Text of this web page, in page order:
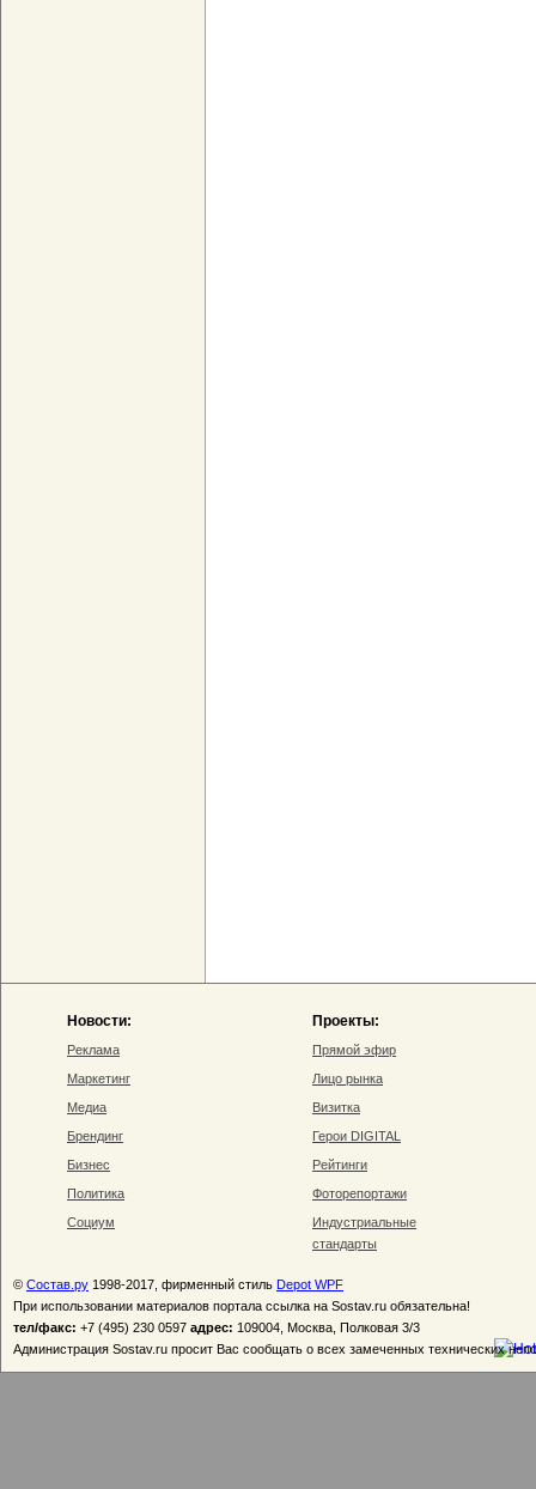
Новости:
Реклама
Маркетинг
Медиа
Брендинг
Бизнес
Политика
Социум
Проекты:
Прямой эфир
Лицо рынка
Визитка
Герои DIGITAL
Рейтинги
Фоторепортажи
Индустриальные
стандарты
© Состав.ру 1998-2017, фирменный стиль Depot WPF
При использовании материалов портала ссылка на Sostav.ru обязательна!
тел/факс: +7 (495) 230 0597 адрес: 109004, Москва, Полковая 3/3
Администрация Sostav.ru просит Вас сообщать о всех замеченных технических